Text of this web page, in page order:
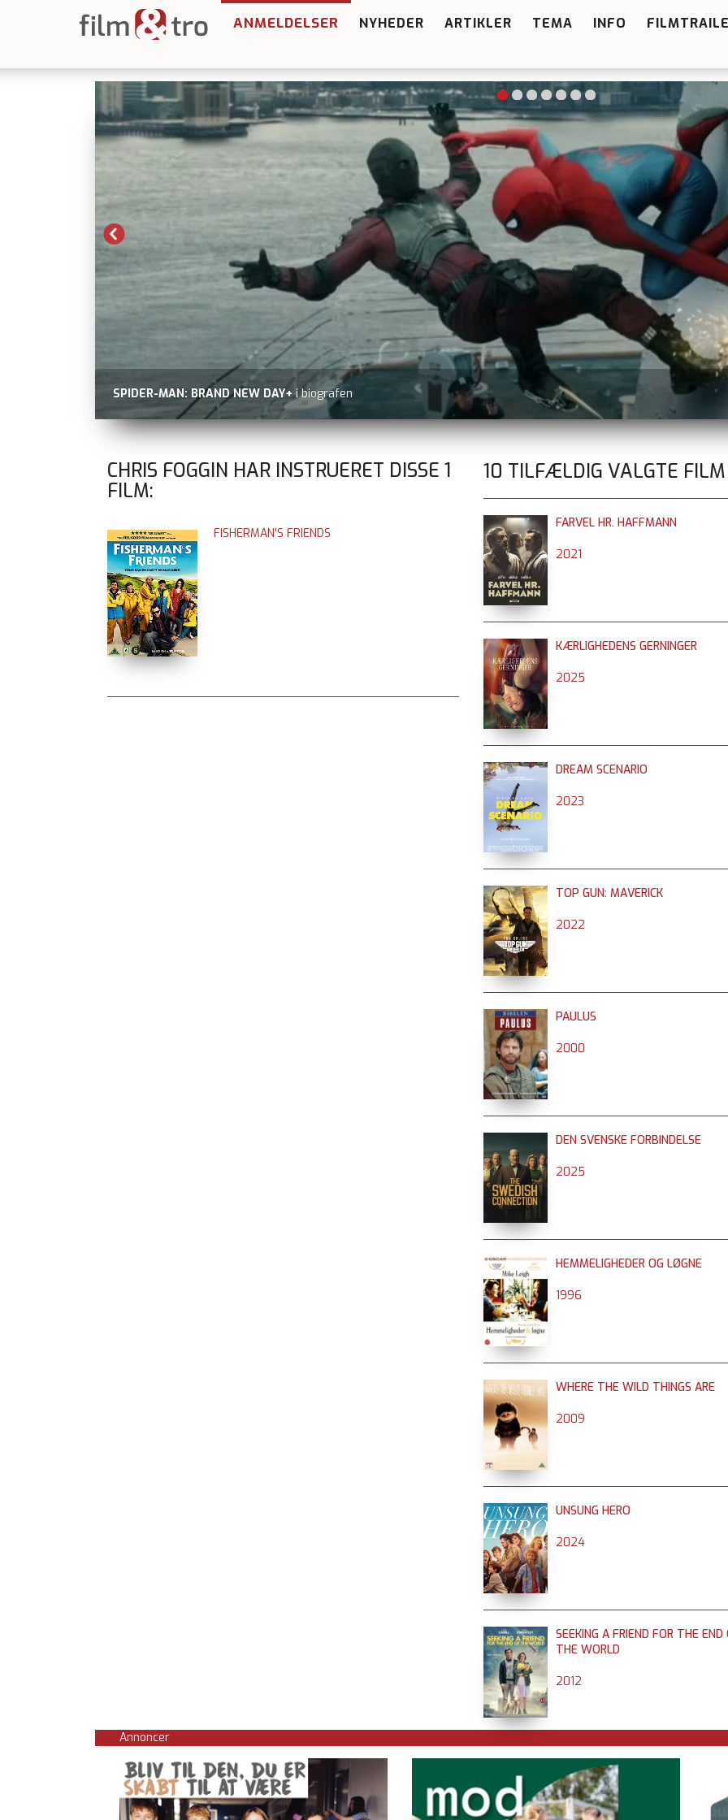
ANMELDELSER NYHEDER ARTIKLER TEMA INFO
SPIDER-MAN: BRAND NEW DAY+ i biografen
CHRIS FOGGIN HAR INSTRUERET DISSE 1
FILM:
FISHERMAN'S FRIENDS
10 TILFÆLDIG VALGTE FILM
FARVEL HR. HAFFMANN
2021
KÆRLIGHEDENS GERNINGER
2025
DREAM SCENARIO
2023
TOP GUN: MAVERICK
2022
PAULUS
2000
DEN SVENSKE FORBINDELSE
2025
HEMMELIGHEDER OG LØGNE
1996
WHERE THE WILD THINGS ARE
2009
UNSUNG HERO
2024
SEEKING A FRIEND FOR THE END
THE WORLD
2012
Annoncer